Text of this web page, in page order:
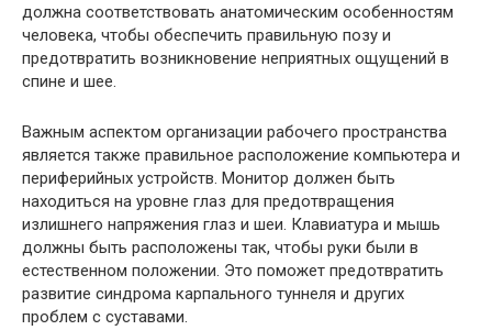
должна соответствовать анатомическим особенностям
человека, чтобы обеспечить правильную позу и
предотвратить возникновение неприятных ощущений в
спине и шее.
Важным аспектом организации рабочего пространства
является также правильное расположение компьютера и
периферийных устройств. Монитор должен быть
находиться на уровне глаз для предотвращения
излишнего напряжения глаз и шеи. Клавиатура и мышь
должны быть расположены так, чтобы руки были в
естественном положении. Это поможет предотвратить
развитие синдрома карпального туннеля и других
проблем с суставами.